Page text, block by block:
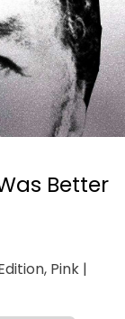
Better
Pink |